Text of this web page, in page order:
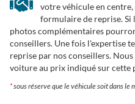
votre véhicule en centre,
formulaire de reprise. Si
photos complémentaires
conseillers. Une fois l'expertise
reprise par nos conseillers.
voiture au prix indiqué sur cette
sous réserve que le véhicule soit dans le